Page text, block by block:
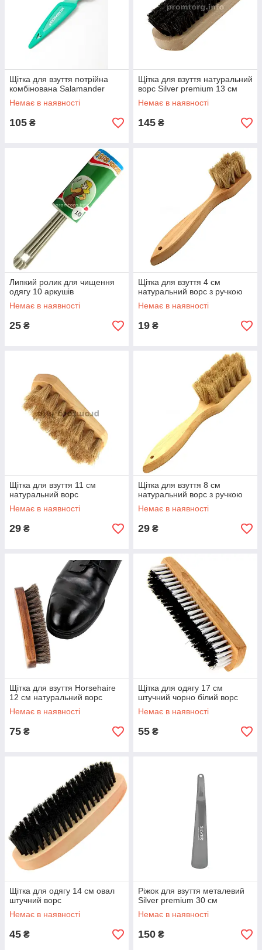
Щітка для взуття потрійна
комбінована Salamander
Немає в наявності
105 ₴
Щітка для взуття натуральний
ворс Silver premium 13 см
Немає в наявності
145 ₴
Липкий ролик для чищення
одягу 10 аркушів
Немає в наявності
25 ₴
Щітка для взуття 4 см
натуральний ворс з ручкою
Немає в наявності
19 ₴
Щітка для взуття 11 см
натуральний ворс
Немає в наявності
29 ₴
Щітка для взуття 8 см
натуральний ворс з ручкою
Немає в наявності
29 ₴
Щітка для взуття Horsehaire
12 см натуральний ворс
Немає в наявності
75 ₴
Щітка для одягу 17 см
штучний чорно білий ворс
Немає в наявності
55 ₴
Щітка для одягу 14 см овал
штучний ворс
Немає в наявності
45 ₴
Ріжок для взуття металевий
Silver premium 30 см
Немає в наявності
150 ₴